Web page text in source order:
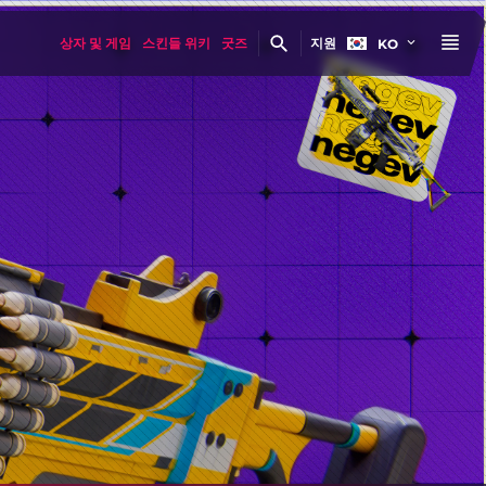
상자 및 게임 스킨들 위키 굿즈 지원 KO